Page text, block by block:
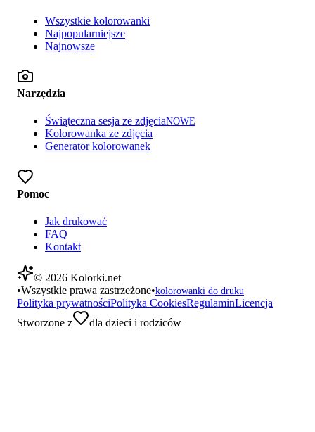
Wszystkie kolorowanki
Najpopularniejsze
Najnowsze
Narzędzia
Świąteczna sesja ze zdjęciaNOWE
Kolorowanka ze zdjęcia
Generator kolorowanek
Pomoc
Jak drukować
FAQ
Kontakt
© 2026 Kolorki.net
•Wszystkie prawa zastrzeżone•kolorowanki do druku
Polityka prywatnościPolityka CookiesRegulaminLicencja
Stworzone z
dla dzieci i rodziców